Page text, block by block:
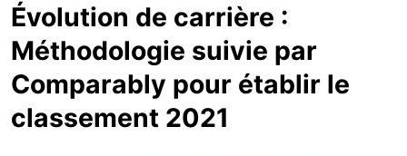
Évolution de carrière :
Méthodologie suivie par
Comparably pour établir le
classement 2021